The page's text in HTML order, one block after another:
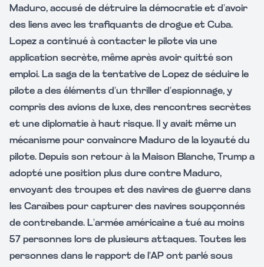
Maduro, accusé de détruire la démocratie et d’avoir
des liens avec les trafiquants de drogue et Cuba.
Lopez a continué à contacter le pilote via une
application secrète, même après avoir quitté son
emploi. La saga de la tentative de Lopez de séduire le
pilote a des éléments d’un thriller d’espionnage, y
compris des avions de luxe, des rencontres secrètes
et une diplomatie à haut risque. Il y avait même un
mécanisme pour convaincre Maduro de la loyauté du
pilote. Depuis son retour à la Maison Blanche, Trump a
adopté une position plus dure contre Maduro,
envoyant des troupes et des navires de guerre dans
les Caraïbes pour capturer des navires soupçonnés
de contrebande. L’armée américaine a tué au moins
57 personnes lors de plusieurs attaques. Toutes les
personnes dans le rapport de l’AP ont parlé sous